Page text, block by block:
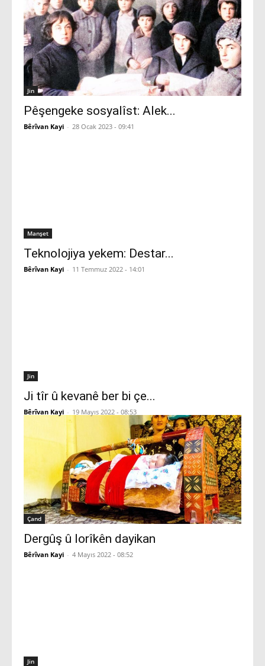
Jin
Pêşengeke sosyalîst: Alek...
Bêrîvan Kayi - 28 Ocak 2023 - 09:41
Manşet
Teknolojiya yekem: Destar...
Bêrîvan Kayi - 11 Temmuz 2022 - 14:01
Jin
Ji tîr û kevanê ber bi çe...
Bêrîvan Kayi - 19 Mayıs 2022 - 08:53
Çand
Dergûş û lorîkên dayikan
Bêrîvan Kayi - 4 Mayıs 2022 - 08:52
Jin